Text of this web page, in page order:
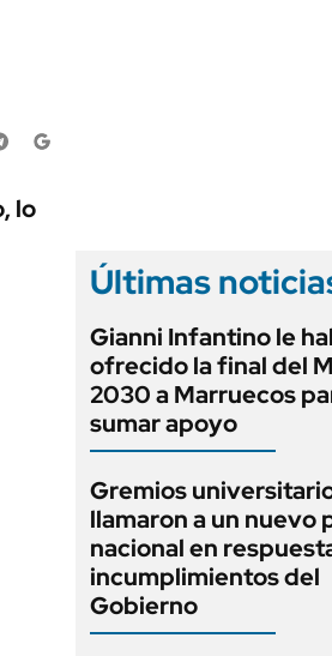
lo
Últimas
Gianni Infantino le
ofrecido la final del
2030 a Marruecos
sumar apoyo
Gremios
llamaron a un nuevo
nacional en
incumplimientos del
Gobierno